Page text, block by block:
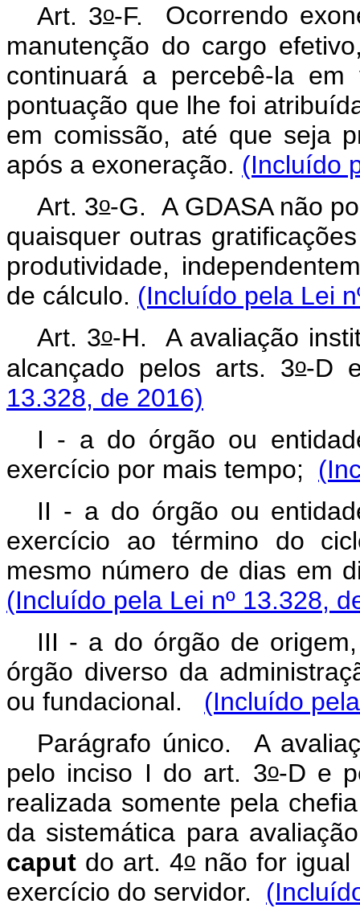
Art. 3o-F. Ocorrendo
manutenção do cargo
continuará a percebê-la
pontuação que lhe foi
em comissão, até que seja
após a exoneração. (Incluído
Art. 3o-G.A GDASA não
quaisquer outras
produtividade,
de cálculo. (Incluído pela Lei
Art. 3o-H. A avaliação
alcançado pelos arts. 3o-D
13.328, de 2016)
I - a do órgão ou
exercício por mais tempo;
II - a do órgão ou
exercício ao término do
mesmo número de dias em
(Incluído pela Lei nº 13.328,
III - a do órgão de
órgão diverso da
ou fundacional. (Incluído
Parágrafo único. A
pelo inciso I do art. 3o-D e
realizada somente pela
da sistemática para
caput do art. 4onão for igual
exercício do servidor.